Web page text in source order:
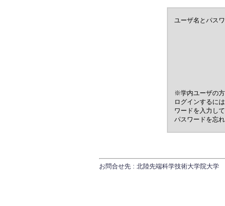
ユーザ名とパス
※学内ユーザの
ログインするに
ワードを入力して
パスワードを忘
お問合せ先 : 北陸先端科学技術大学院大